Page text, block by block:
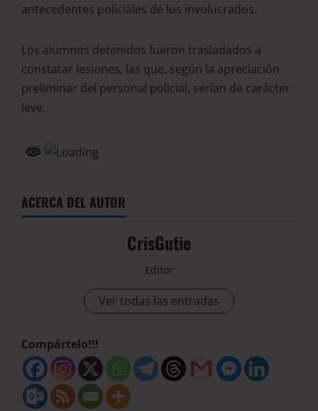
antecedentes policiales de los involucrados.
Los alumnos detenidos fueron trasladados a
constatar lesiones, las que, según la apreciación
preliminar del personal policial, serían de carácter
leve.
ACERCA DEL AUTOR
CrisGutie
Editor
Ver todas las entradas
Compártelo!!!